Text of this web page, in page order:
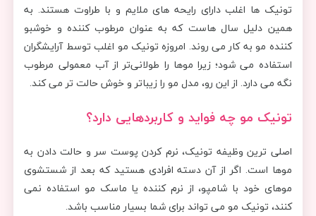
تونیک ها اغلب دارای رایحه های ملایم و با طراوت هستند. به
همین دلیل سال هاست که به عنوان مرطوب کننده و خوشبو
کننده مو به کار می روند. امروزه تونیک‌ مو اغلب توسط آرایشگران
استفاده می ‌شود؛ زیرا موها را طولانی‌تر از آب معمولی مرطوب
نگه می دارد. از این رو، مدل مو را زیباتر و خوش حالت تر می کند.
تونیک مو چه فواید و کاربردهایی دارد؟
اصلی ترین وظیفه تونیک، نرم کردن پوست سر و حالت دادن به
موها است. اگر از آن دسته افرادی هستید که بعد از شستشوی
موهای خود با شامپو، از نرم کننده یا ماسک مو استفاده نمی
کنند، تونیک مو می تواند برای شما بسیار مناسب باشد.